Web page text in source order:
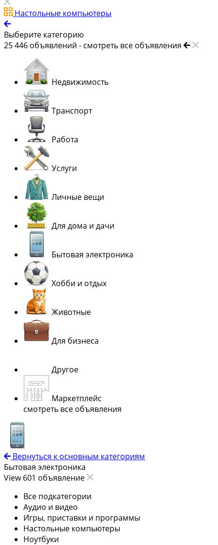
Настольные компьютеры
Выберите категорию
25 446 объявлений - смотреть все объявления
Недвижимость
Транспорт
Работа
Услуги
Личные вещи
Для дома и дачи
Бытовая электроника
Хобби и отдых
Животные
Для бизнеса
Другое
Маркетплейс
смотреть все объявления
Вернуться к основным категориям
Бытовая электроника
View 601 объявление
Все подкатегории
Аудио и видео
Игры, приставки и программы
Настольные компьютеры
Ноутбуки